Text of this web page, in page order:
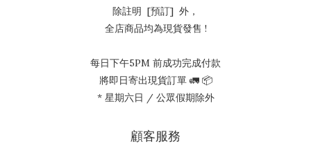
除註明 [預訂] 外，
全店商品均為現貨發售 !
每日下午5PM 前成功完成付款
將即日寄出現貨訂單 🚛 📦
* 星期六日 / 公眾假期除外
顧客服務